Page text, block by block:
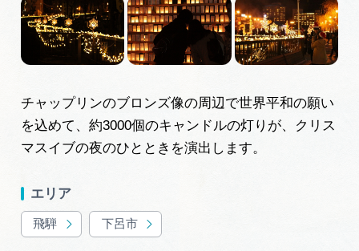
チャップリンのブロンズ像の周辺で世界平和の願い
を込めて、約3000個のキャンドルの灯りが、クリス
マスイブの夜のひとときを演出します。
エリア
飛騨 下呂市